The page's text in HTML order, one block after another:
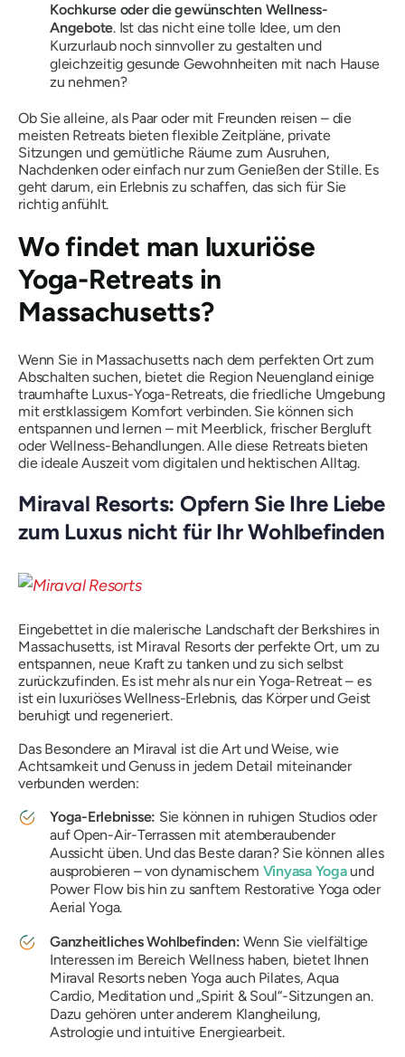
Kochkurse oder die gewünschten Wellness-
Angebote. Ist das nicht eine tolle Idee, um den
Kurzurlaub noch sinnvoller zu gestalten und
gleichzeitig gesunde Gewohnheiten mit nach Hause
zu nehmen?
Ob Sie alleine, als Paar oder mit Freunden reisen – die
meisten Retreats bieten flexible Zeitpläne, private
Sitzungen und gemütliche Räume zum Ausruhen,
Nachdenken oder einfach nur zum Genießen der Stille. Es
geht darum, ein Erlebnis zu schaffen, das sich für Sie
richtig anfühlt.
Wo findet man luxuriöse
Yoga-Retreats in
Massachusetts?
Wenn Sie in Massachusetts nach dem perfekten Ort zum
Abschalten suchen, bietet die Region Neuengland einige
traumhafte Luxus-Yoga-Retreats, die friedliche Umgebung
mit erstklassigem Komfort verbinden. Sie können sich
entspannen und lernen – mit Meerblick, frischer Bergluft
oder Wellness-Behandlungen. Alle diese Retreats bieten
die ideale Auszeit vom digitalen und hektischen Alltag.
Miraval Resorts: Opfern Sie Ihre Liebe
zum Luxus nicht für Ihr Wohlbefinden
Eingebettet in die malerische Landschaft der Berkshires in
Massachusetts, ist Miraval Resorts der perfekte Ort, um zu
entspannen, neue Kraft zu tanken und zu sich selbst
zurückzufinden. Es ist mehr als nur ein Yoga-Retreat – es
ist ein luxuriöses Wellness-Erlebnis, das Körper und Geist
beruhigt und regeneriert.
Das Besondere an Miraval ist die Art und Weise, wie
Achtsamkeit und Genuss in jedem Detail miteinander
verbunden werden:
Yoga-Erlebnisse: Sie können in ruhigen Studios oder
auf Open-Air-Terrassen mit atemberaubender
Aussicht üben. Und das Beste daran? Sie können alles
ausprobieren – von dynamischem Vinyasa Yogaund
Power Flow bis hin zu sanftem Restorative Yoga oder
Aerial Yoga.
Ganzheitliches Wohlbefinden: Wenn Sie vielfältige
Interessen im Bereich Wellness haben, bietet Ihnen
Miraval Resorts neben Yoga auch Pilates, Aqua
Cardio, Meditation und „Spirit & Soul“-Sitzungen an.
Dazu gehören unter anderem Klangheilung,
Astrologie und intuitive Energiearbeit.